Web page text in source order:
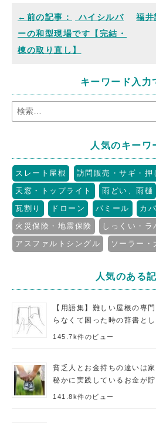
ハイシルバ
ーの和型現場です【完結・
棟の取り直し】
福井
キーワード入力
人気のキーワ
スレート屋根
訪問販売・サギ・押
天窓・トップライト
雨どい、雨樋
瓦割り
ドローン パミール
カ
火災保険・地震保険
しっくい・ラ
アスファルトシングル
ソーラー・
人気のある
【用語集】難しい屋根の専
らなくて困った時の辞書とし
145.7k件のビュー
貧乏人とお金持ちの違いは
秘かに実践しているお金が
141.8k件のビュー